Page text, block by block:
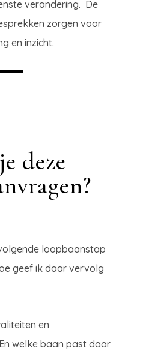
verandering. De
zorgen voor
en inzicht.
deze
loopbaanstap
geef ik daar vervolg
en
welke baan past daar